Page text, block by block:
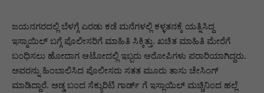
ಜಯನಗರದಲ್ಲಿ ಬೆಳಗ್ಗೆ ಎರಡು ಕಡೆ ಮನೆಗಳಲ್ಲಿ ಕಳ್ಳತನಕ್ಕೆ ಯತ್ನಿಸಿದ್ದ
ಇಸ್ಮಾಯಿಲ್ ಬಗ್ಗೆ ಪೊಲೀಸರಿಗೆ ಮಾಹಿತಿ ಸಿಕ್ಕಿತ್ತು. ಖಚಿತ ಮಾಹಿತಿ ಮೇರೆಗೆ
ಬಂಧಿಸಲು ಹೋದಾಗ ಆಟೋದಲ್ಲಿ ಇಬ್ಬರು ಆರೋಪಿಗಳು ಪರಾರಿಯಾಗಿದ್ದರು.
ಅವರನ್ನು ಹಿಂಬಾಲಿಸಿದ ಪೊಲೀಸರು ಸತತ ಮೂರು ತಾಸು ಚೇಸಿಂಗ್
ಮಾಡಿದ್ದಾರೆ. ಅಡ್ಡ ಬಂದ ಸೆಕ್ಯುರಿಟಿ ಗಾರ್ಡ್ ಗೆ ಇಸ್ಲಾಯಿಲ್ ಮಚ್ಚಿನಿಂದ ಹಲ್ಲೆ